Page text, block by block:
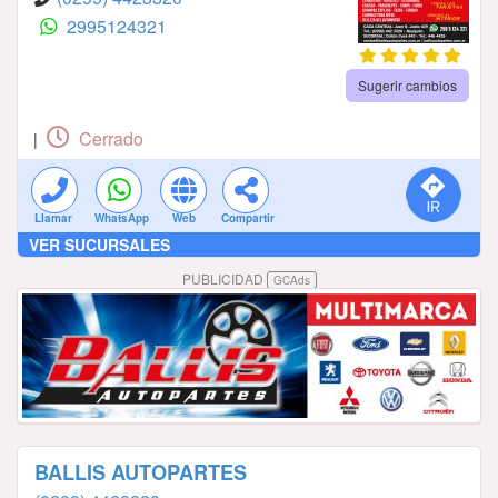
2995124321
Sugerir cambios
| Cerrado
Llamar WhatsApp Web Compartir
VER SUCURSALES
PUBLICIDAD GCAds
BALLIS AUTOPARTES